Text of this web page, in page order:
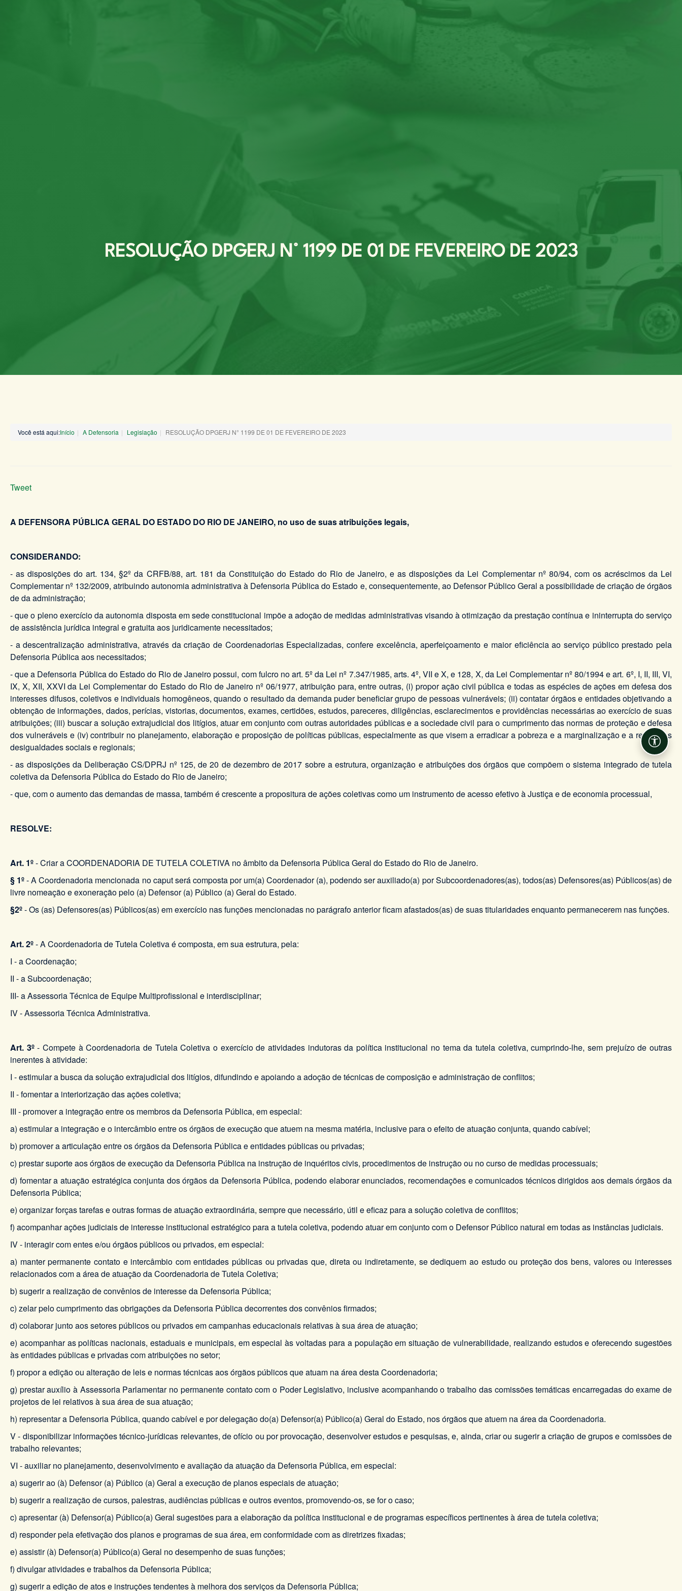
RESOLUÇÃO DPGERJ N° 1199 DE 01 DE FEVEREIRO DE 2023
Você está aqui:Início A Defensoria Legislação RESOLUÇÃO DPGERJ N° 1199 DE 01 DE FEVEREIRO DE 2023
Tweet
A DEFENSORA PÚBLICA GERAL DO ESTADO DO RIO DE JANEIRO, no uso de suas atribuições legais,
CONSIDERANDO:
- as disposições do art. 134, §2º da CRFB/88, art. 181 da Constituição do Estado do Rio de Janeiro, e as disposições da Lei Complementar nº 80/94, com os acréscimos da Lei
Complementar nº 132/2009, atribuindo autonomia administrativa à Defensoria Pública do Estado e, consequentemente, ao Defensor Público Geral a possibilidade de criação de órgãos
de da administração;
- que o pleno exercício da autonomia disposta em sede constitucional impõe a adoção de medidas administrativas visando à otimização da prestação contínua e ininterrupta do serviço
de assistência jurídica integral e gratuita aos juridicamente necessitados;
- a descentralização administrativa, através da criação de Coordenadorias Especializadas, confere excelência, aperfeiçoamento e maior eficiência ao serviço público prestado pela
Defensoria Pública aos necessitados;
- que a Defensoria Pública do Estado do Rio de Janeiro possui, com fulcro no art. 5º da Lei nº 7.347/1985, arts. 4º, VII e X, e 128, X, da Lei Complementar nº 80/1994 e art. 6º, I, II, III, VI,
IX, X, XII, XXVI da Lei Complementar do Estado do Rio de Janeiro nº 06/1977, atribuição para, entre outras, (i) propor ação civil pública e todas as espécies de ações em defesa dos
interesses difusos, coletivos e individuais homogêneos, quando o resultado da demanda puder beneficiar grupo de pessoas vulneráveis; (ii) contatar órgãos e entidades objetivando a
obtenção de informações, dados, perícias, vistorias, documentos, exames, certidões, estudos, pareceres, diligências, esclarecimentos e providências necessárias ao exercício de suas
atribuições; (iii) buscar a solução extrajudicial dos litígios, atuar em conjunto com outras autoridades públicas e a sociedade civil para o cumprimento das normas de proteção e defesa
dos vulneráveis e (iv) contribuir no planejamento, elaboração e proposição de políticas públicas, especialmente as que visem a erradicar a pobreza e a marginalização e a reduzir as
desigualdades sociais e regionais;
- as disposições da Deliberação CS/DPRJ nº 125, de 20 de dezembro de 2017 sobre a estrutura, organização e atribuições dos órgãos que compõem o sistema integrado de tutela
coletiva da Defensoria Pública do Estado do Rio de Janeiro;
- que, com o aumento das demandas de massa, também é crescente a propositura de ações coletivas como um instrumento de acesso efetivo à Justiça e de economia processual,
RESOLVE:
Art. 1º- Criar a COORDENADORIA DE TUTELA COLETIVA no âmbito da Defensoria Pública Geral do Estado do Rio de Janeiro.
§ 1º- A Coordenadoria mencionada no caput será composta por um(a) Coordenador (a), podendo ser auxiliado(a) por Subcoordenadores(as), todos(as) Defensores(as) Públicos(as) de
livre nomeação e exoneração pelo (a) Defensor (a) Público (a) Geral do Estado.
§2º- Os (as) Defensores(as) Públicos(as) em exercício nas funções mencionadas no parágrafo anterior ficam afastados(as) de suas titularidades enquanto permanecerem nas funções.
Art. 2º- A Coordenadoria de Tutela Coletiva é composta, em sua estrutura, pela:
I - a Coordenação;
II - a Subcoordenação;
III- a Assessoria Técnica de Equipe Multiprofissional e interdisciplinar;
IV - Assessoria Técnica Administrativa.
Art. 3º- Compete à Coordenadoria de Tutela Coletiva o exercício de atividades indutoras da política institucional no tema da tutela coletiva, cumprindo-lhe, sem prejuízo de outras
inerentes à atividade:
I - estimular a busca da solução extrajudicial dos litígios, difundindo e apoiando a adoção de técnicas de composição e administração de conflitos;
II - fomentar a interiorização das ações coletiva;
III - promover a integração entre os membros da Defensoria Pública, em especial:
a) estimular a integração e o intercâmbio entre os órgãos de execução que atuem na mesma matéria, inclusive para o efeito de atuação conjunta, quando cabível;
b) promover a articulação entre os órgãos da Defensoria Pública e entidades públicas ou privadas;
c) prestar suporte aos órgãos de execução da Defensoria Pública na instrução de inquéritos civis, procedimentos de instrução ou no curso de medidas processuais;
d) fomentar a atuação estratégica conjunta dos órgãos da Defensoria Pública, podendo elaborar enunciados, recomendações e comunicados técnicos dirigidos aos demais órgãos da
Defensoria Pública;
e) organizar forças tarefas e outras formas de atuação extraordinária, sempre que necessário, útil e eficaz para a solução coletiva de conflitos;
f) acompanhar ações judiciais de interesse institucional estratégico para a tutela coletiva, podendo atuar em conjunto com o Defensor Público natural em todas as instâncias judiciais.
IV - interagir com entes e/ou órgãos públicos ou privados, em especial:
a) manter permanente contato e intercâmbio com entidades públicas ou privadas que, direta ou indiretamente, se dediquem ao estudo ou proteção dos bens, valores ou interesses
relacionados com a área de atuação da Coordenadoria de Tutela Coletiva;
b) sugerir a realização de convênios de interesse da Defensoria Pública;
c) zelar pelo cumprimento das obrigações da Defensoria Pública decorrentes dos convênios firmados;
d) colaborar junto aos setores públicos ou privados em campanhas educacionais relativas à sua área de atuação;
e) acompanhar as políticas nacionais, estaduais e municipais, em especial às voltadas para a população em situação de vulnerabilidade, realizando estudos e oferecendo sugestões
às entidades públicas e privadas com atribuições no setor;
f) propor a edição ou alteração de leis e normas técnicas aos órgãos públicos que atuam na área desta Coordenadoria;
g) prestar auxílio à Assessoria Parlamentar no permanente contato com o Poder Legislativo, inclusive acompanhando o trabalho das comissões temáticas encarregadas do exame de
projetos de lei relativos à sua área de sua atuação;
h) representar a Defensoria Pública, quando cabível e por delegação do(a) Defensor(a) Público(a) Geral do Estado, nos órgãos que atuem na área da Coordenadoria.
V - disponibilizar informações técnico-jurídicas relevantes, de ofício ou por provocação, desenvolver estudos e pesquisas, e, ainda, criar ou sugerir a criação de grupos e comissões de
trabalho relevantes;
VI - auxiliar no planejamento, desenvolvimento e avaliação da atuação da Defensoria Pública, em especial:
a) sugerir ao (à) Defensor (a) Público (a) Geral a execução de planos especiais de atuação;
b) sugerir a realização de cursos, palestras, audiências públicas e outros eventos, promovendo-os, se for o caso;
c) apresentar (à) Defensor(a) Público(a) Geral sugestões para a elaboração da política institucional e de programas específicos pertinentes à área de tutela coletiva;
d) responder pela efetivação dos planos e programas de sua área, em conformidade com as diretrizes fixadas;
e) assistir (à) Defensor(a) Público(a) Geral no desempenho de suas funções;
f) divulgar atividades e trabalhos da Defensoria Pública;
g) sugerir a edição de atos e instruções tendentes à melhora dos serviços da Defensoria Pública;